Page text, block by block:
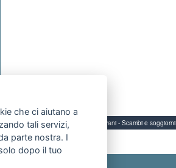
Servizi per i giovani - Scambi e
che ci aiutano a
tali servizi,
parte nostra. I
dopo il tuo